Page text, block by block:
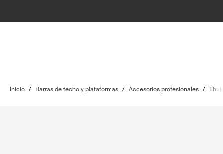
Inicio / Barras de techo y plataformas / Accesorios profesionales /